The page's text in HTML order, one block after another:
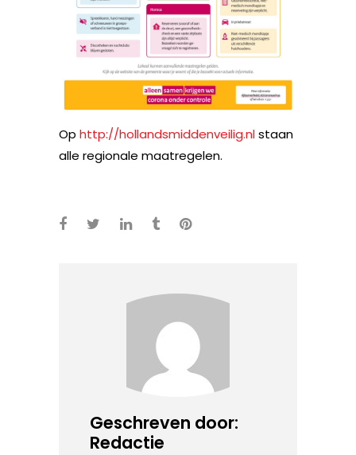
Op http://hollandsmiddenveilig.nlstaan
alle regionale maatregelen.
Geschreven door:
Redactie